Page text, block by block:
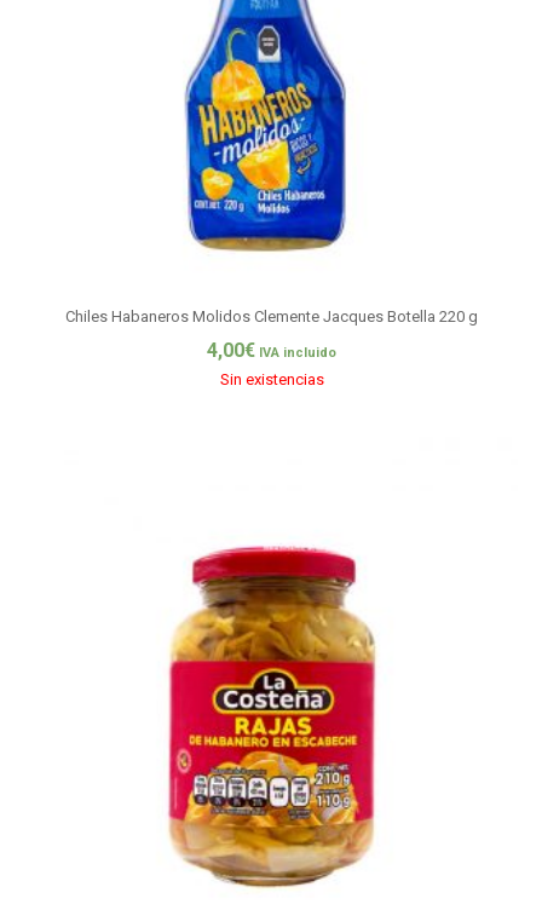
Chiles Habaneros Molidos Clemente Jacques Botella 220 g
4,00€ IVA incluido
Sin existencias